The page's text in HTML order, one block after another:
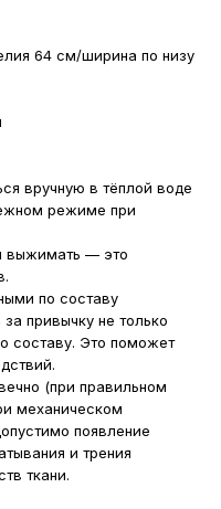
64 см/ширина по низу
вручную в тёплой воде
режиме при
выжимать — это
по составу
привычку не только
составу. Это поможет
(при правильном
механическом
появление
и трения
ткани.